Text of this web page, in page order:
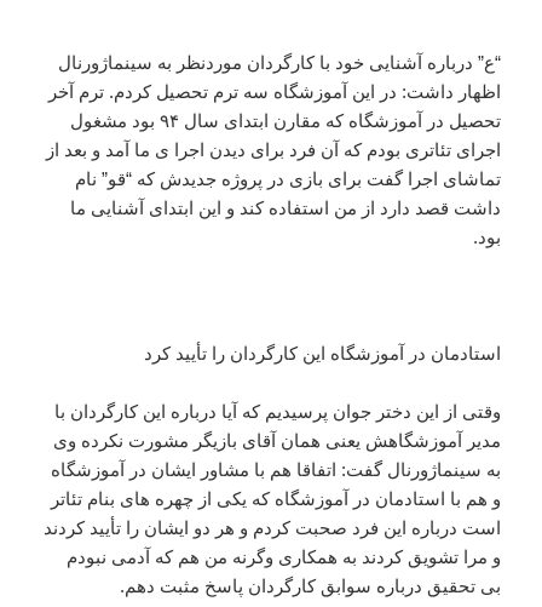
“ع” درباره آشنایی خود با کارگردان موردنظر به سینماژورنال
اظهار داشت: در این آموزشگاه سه ترم تحصیل کردم. ترم آخر
تحصیل در آموزشگاه که مقارن ابتدای سال ۹۴ بود مشغول
اجرای تئاتری بودم که آن فرد برای دیدن اجرا ی ما آمد و بعد از
تماشای اجرا گفت برای بازی در پروژه جدیدش که “قو” نام
داشت قصد دارد از من استفاده کند و این ابتدای آشنایی ما
بود.
استادمان در آموزشگاه این کارگردان را تأیید کرد
وقتی از این دختر جوان پرسیدیم که آیا درباره این کارگردان با
مدیر آموزشگاهش یعنی همان آقای بازیگر مشورت نکرده وی
به سینماژورنال گفت: اتفاقا هم با مشاور ایشان در آموزشگاه
و هم با استادمان در آموزشگاه که یکی از چهره های بنام تئاتر
است درباره این فرد صحبت کردم و هر دو ایشان را تأیید کردند
و مرا تشویق کردند به همکاری وگرنه من هم که آدمی نبودم
بی تحقیق درباره سوابق کارگردان پاسخ مثبت دهم.